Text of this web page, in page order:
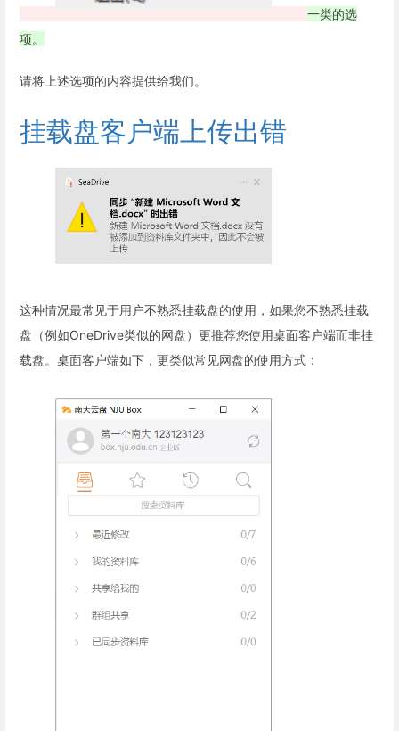
一类的选
项。
请将上述选项的内容提供给我们。
挂载盘客户端上传出错
这种情况最常见于用户不熟悉挂载盘的使用，如果您不熟悉挂载
盘（例如OneDrive类似的网盘）更推荐您使用桌面客户端而非挂
载盘。桌面客户端如下，更类似常见网盘的使用方式：